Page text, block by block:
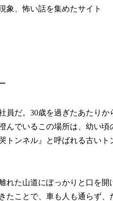
象、怖い話を集めたサイト
員だ。30歳を過ぎたあたり
んでいるこの場所は、幼い
トンネル』と呼ばれる古い
れた山道にぽっかりと口を
たことで、車も人も通らず